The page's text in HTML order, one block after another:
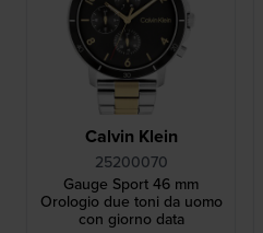
Calvin Klein
25200070
Gauge Sport 46 mm
Orologio due toni da uomo
con giorno data